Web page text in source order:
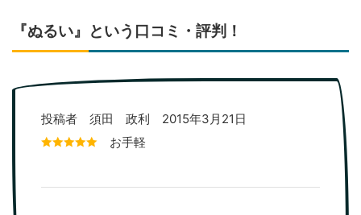
『ぬるい』という口コミ・評判！
投稿者 須田 政利 2015年3月21日
お手軽